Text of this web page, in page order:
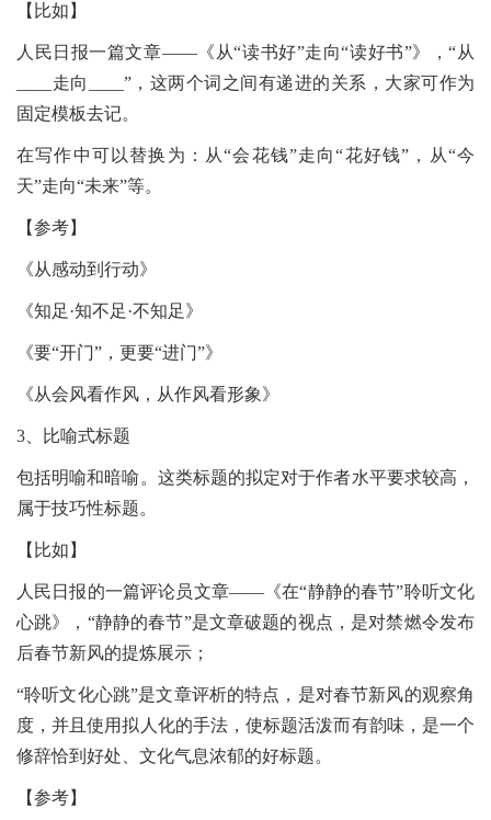
【比如】
人民日报一篇文章——《从“读书好”走向“读好书”》，“从
____走向____”，这两个词之间有递进的关系，大家可作为
固定模板去记。
在写作中可以替换为：从“会花钱”走向“花好钱”，从“今
天”走向“未来”等。
【参考】
《从感动到行动》
《知足·知不足·不知足》
《要“开门”，更要“进门”》
《从会风看作风，从作风看形象》
3、比喻式标题
包括明喻和暗喻。这类标题的拟定对于作者水平要求较高，
属于技巧性标题。
【比如】
人民日报的一篇评论员文章——《在“静静的春节”聆听文化
心跳》，“静静的春节”是文章破题的视点，是对禁燃令发布
后春节新风的提炼展示；
“聆听文化心跳”是文章评析的特点，是对春节新风的观察角
度，并且使用拟人化的手法，使标题活泼而有韵味，是一个
修辞恰到好处、文化气息浓郁的好标题。
【参考】